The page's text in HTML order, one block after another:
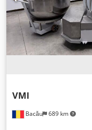
Bacău 689 km
VMI